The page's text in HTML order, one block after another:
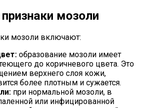
мозоли
мозоли включают:
образование мозоли имеет
до коричневого цвета. Это
верхнего слоя кожи,
более плотным и сужается.
при нормальной мозоли, в
или инфицированной